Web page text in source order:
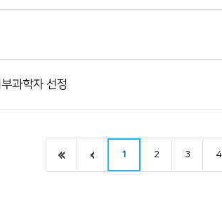
과학자 선정
1 2 3 4